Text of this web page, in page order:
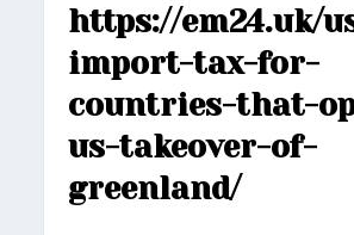
https://em24.uk/
import-tax-for-
countries-that-
us-takeover-of-
greenland/